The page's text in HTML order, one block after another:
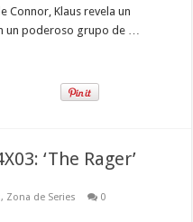
Connor, Klaus revela un
un poderoso grupo de …
‘The Rager’
, Zona de Series 0